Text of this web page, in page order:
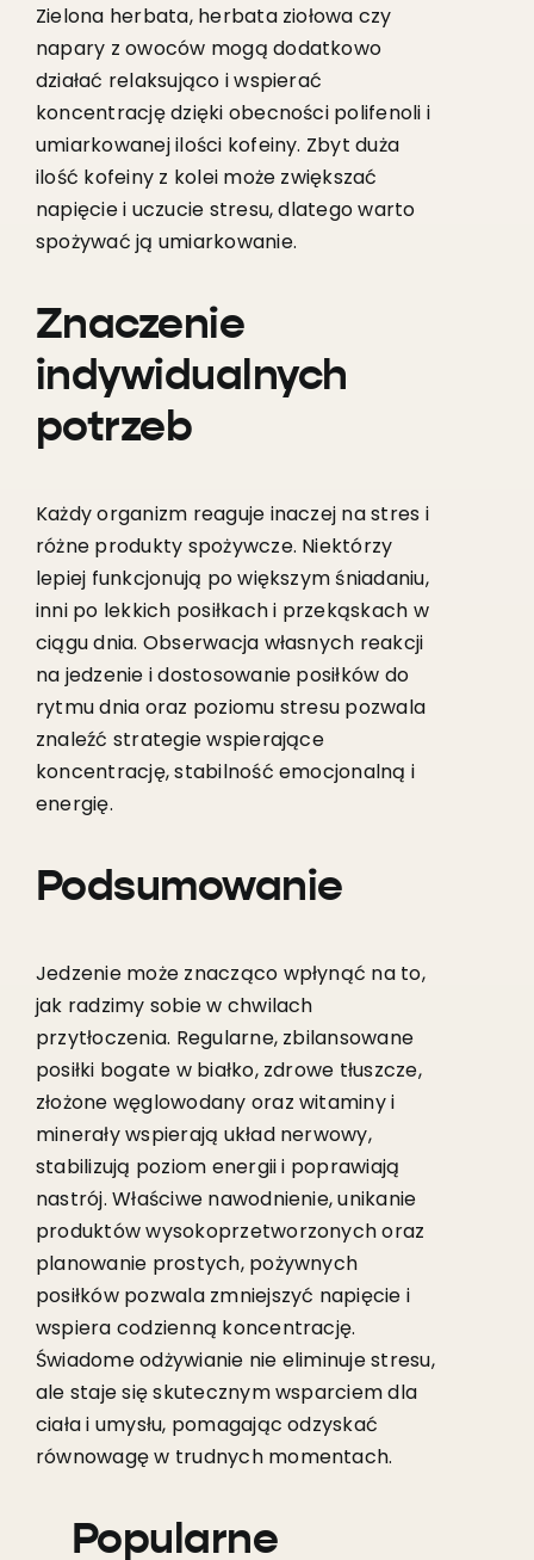
Zielona herbata, herbata ziołowa czy
napary z owoców mogą dodatkowo
działać relaksująco i wspierać
koncentrację dzięki obecności polifenoli i
umiarkowanej ilości kofeiny. Zbyt duża
ilość kofeiny z kolei może zwiększać
napięcie i uczucie stresu, dlatego warto
spożywać ją umiarkowanie.
Znaczenie
indywidualnych
potrzeb
Każdy organizm reaguje inaczej na stres i
różne produkty spożywcze. Niektórzy
lepiej funkcjonują po większym śniadaniu,
inni po lekkich posiłkach i przekąskach w
ciągu dnia. Obserwacja własnych reakcji
na jedzenie i dostosowanie posiłków do
rytmu dnia oraz poziomu stresu pozwala
znaleźć strategie wspierające
koncentrację, stabilność emocjonalną i
energię.
Podsumowanie
Jedzenie może znacząco wpłynąć na to,
jak radzimy sobie w chwilach
przytłoczenia. Regularne, zbilansowane
posiłki bogate w białko, zdrowe tłuszcze,
złożone węglowodany oraz witaminy i
minerały wspierają układ nerwowy,
stabilizują poziom energii i poprawiają
nastrój. Właściwe nawodnienie, unikanie
produktów wysokoprzetworzonych oraz
planowanie prostych, pożywnych
posiłków pozwala zmniejszyć napięcie i
wspiera codzienną koncentrację.
Świadome odżywianie nie eliminuje stresu,
ale staje się skutecznym wsparciem dla
ciała i umysłu, pomagając odzyskać
równowagę w trudnych momentach.
Popularne